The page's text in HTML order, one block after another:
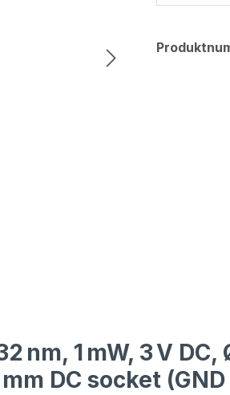
1 mW, 3 V DC,
DC socket